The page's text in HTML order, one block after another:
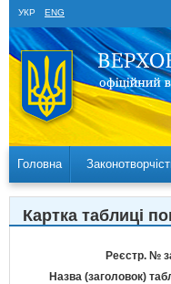
УКР ENG
Головна
Картка таблиці
Реєстр. №
Назва (заголовок)